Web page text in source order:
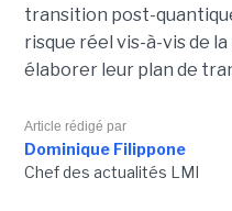
transition post-
risque réel vis-à-vis de
élaborer leur plan de
Article rédigé par
Dominique Filippone
Chef des actualités LMI